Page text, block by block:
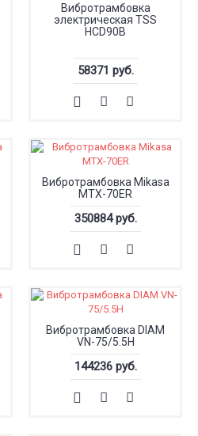
Вибротрамбовка
электрическая TSS
HCD90B
58371 руб.
Вибротрамбовка Mikasa
MTX-70ER
350884 руб.
Вибротрамбовка DIAM
VN-75/5.5H
144236 руб.